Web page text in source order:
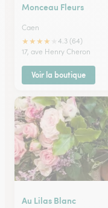
Monceau Fleurs
Caen
★★★★
4.3 (64)
17, ave Henry Cheron
Voir la boutique
Au Lilas Blanc